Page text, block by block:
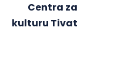
Centra za
kulturu Tivat